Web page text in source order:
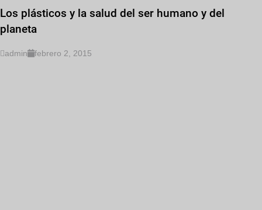
Los plásticos y la salud del ser humano y del
planeta
admin febrero 2, 2015